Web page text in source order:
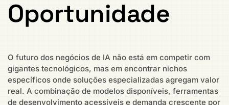
Oportunidade
O futuro dos negócios de IA não está em competir com
gigantes tecnológicos, mas em encontrar nichos
específicos onde soluções especializadas agregam valor
real. A combinação de modelos disponíveis, ferramentas
de desenvolvimento acessíveis e demanda crescente por